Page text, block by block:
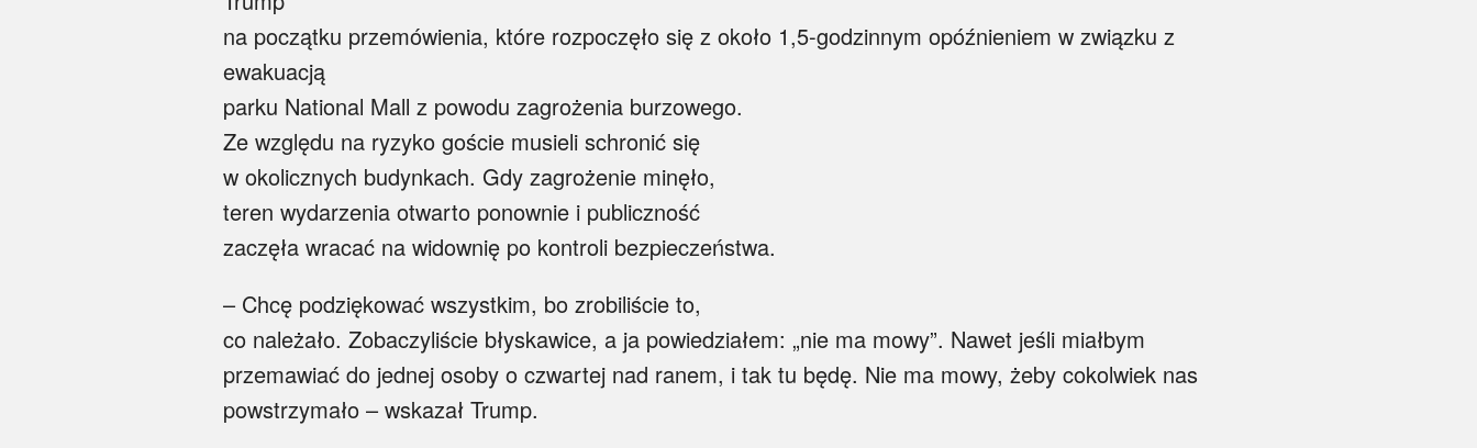
na początku przemówienia, które rozpoczęło się z około 1,5-godzinnym opóźnieniem w związku z
ewakuacją
parku National Mall z powodu zagrożenia burzowego.
Ze względu na ryzyko goście musieli schronić się
w okolicznych budynkach. Gdy zagrożenie minęło,
teren wydarzenia otwarto ponownie i publiczność
zaczęła wracać na widownię po kontroli bezpieczeństwa.
– Chcę podziękować wszystkim, bo zrobiliście to,
co należało. Zobaczyliście błyskawice, a ja powiedziałem: „nie ma mowy”. Nawet jeśli miałbym
przemawiać do jednej osoby o czwartej nad ranem, i tak tu będę. Nie ma mowy, żeby cokolwiek nas
powstrzymało – wskazał Trump.